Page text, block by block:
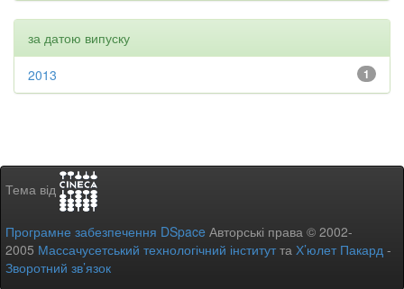
за датою випуску
1
2013
Тема від
Програмне забезпечення DSpace Авторські права © 2002-
2005 Массачусетський технологічний інститутта Х’юлет Пакард -
Зворотний зв’язок